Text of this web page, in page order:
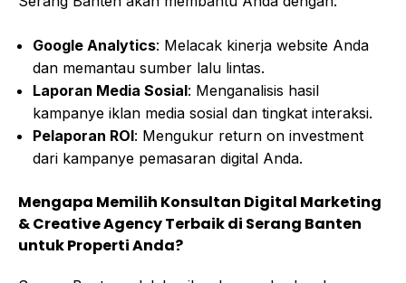
Google Analytics: Melacak kinerja website Anda
dan memantau sumber lalu lintas.
Laporan Media Sosial: Menganalisis hasil
kampanye iklan media sosial dan tingkat interaksi.
Pelaporan ROI: Mengukur return on investment
dari kampanye pemasaran digital Anda.
Mengapa Memilih Konsultan Digital Marketing
& Creative Agency Terbaik di Serang Banten
untuk Properti Anda?